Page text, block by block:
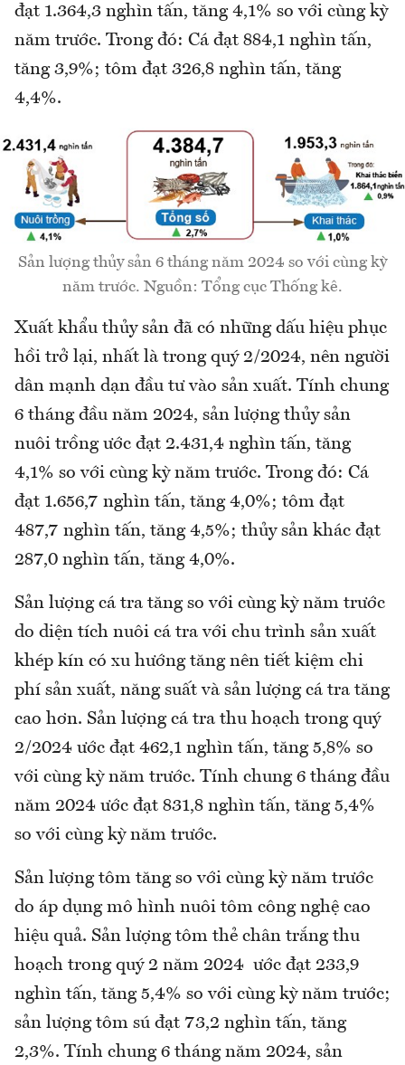
đạt 1.364,3 nghìn tấn, tăng 4,1% so với cùng kỳ
năm trước. Trong đó: Cá đạt 884,1 nghìn tấn,
tăng 3,9%; tôm đạt 326,8 nghìn tấn, tăng
4,4%.
Sản lượng thủy sản 6 tháng năm 2024 so với cùng kỳ
năm trước. Nguồn: Tổng cục Thống kê.
Xuất khẩu thủy sản đã có những dấu hiệu phục
hồi trở lại, nhất là trong quý 2/2024, nên người
dân mạnh dạn đầu tư vào sản xuất. Tính chung
6 tháng đầu năm 2024, sản lượng thủy sản
nuôi trồng ước đạt 2.431,4 nghìn tấn, tăng
4,1% so với cùng kỳ năm trước. Trong đó: Cá
đạt 1.656,7 nghìn tấn, tăng 4,0%; tôm đạt
487,7 nghìn tấn, tăng 4,5%; thủy sản khác đạt
287,0 nghìn tấn, tăng 4,0%.
Sản lượng cá tra tăng so với cùng kỳ năm trước
do diện tích nuôi cá tra với chu trình sản xuất
khép kín có xu hướng tăng nên tiết kiệm chi
phí sản xuất, năng suất và sản lượng cá tra tăng
cao hơn. Sản lượng cá tra thu hoạch trong quý
2/2024 ước đạt 462,1 nghìn tấn, tăng 5,8% so
với cùng kỳ năm trước. Tính chung 6 tháng đầu
năm 2024 ước đạt 831,8 nghìn tấn, tăng 5,4%
so với cùng kỳ năm trước.
Sản lượng tôm tăng so với cùng kỳ năm trước
do áp dụng mô hình nuôi tôm công nghệ cao
hiệu quả. Sản lượng tôm thẻ chân trắng thu
hoạch trong quý 2 năm 2024 ước đạt 233,9
nghìn tấn, tăng 5,4% so với cùng kỳ năm trước;
sản lượng tôm sú đạt 73,2 nghìn tấn, tăng
2,3%. Tính chung 6 tháng năm 2024, sản